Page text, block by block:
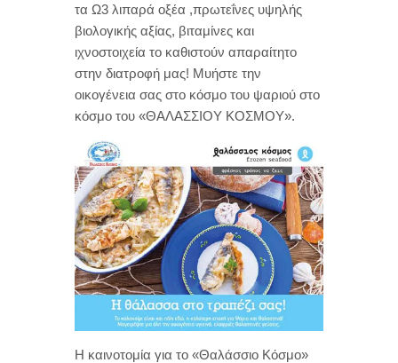
τα Ω3 λιπαρά οξέα ,πρωτεΐνες υψηλής
βιολογικής αξίας, βιταμίνες και
ιχνοστοιχεία το καθιστούν απαραίτητο
στην διατροφή μας! Μυήστε την
οικογένεια σας στο κόσμο του ψαριού στο
κόσμο του «ΘΑΛΑΣΣΙΟΥ ΚΟΣΜΟΥ».
Η καινοτομία για το «Θαλάσσιο Κόσμο»